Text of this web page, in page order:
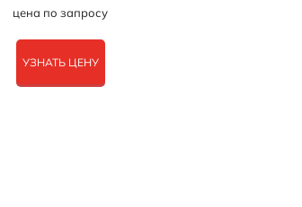
цена по запросу
УЗНАТЬ ЦЕНУ